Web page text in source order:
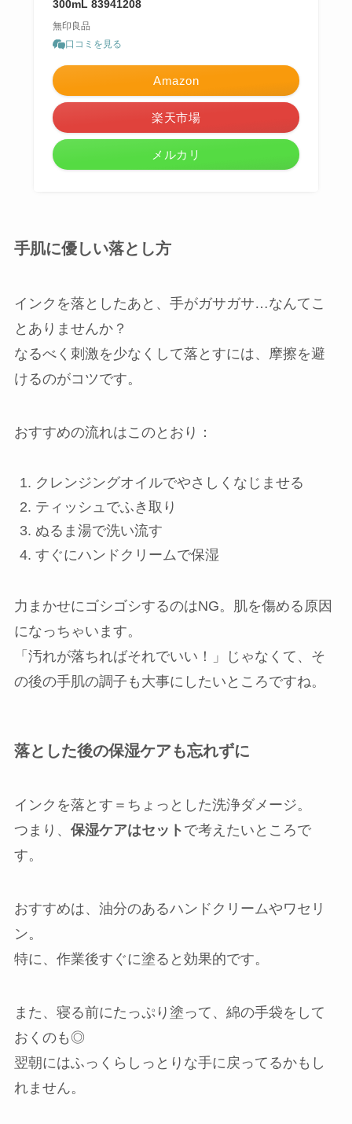
300mL 83941208
無印良品
口コミを見る
Amazon
楽天市場
メルカリ
手肌に優しい落とし方
インクを落としたあと、手がガサガサ…なんてこ
とありませんか？
なるべく刺激を少なくして落とすには、摩擦を避
けるのがコツです。
おすすめの流れはこのとおり：
クレンジングオイルでやさしくなじませる
ティッシュでふき取り
ぬるま湯で洗い流す
すぐにハンドクリームで保湿
力まかせにゴシゴシするのはNG。肌を傷める原因
になっちゃいます。
「汚れが落ちればそれでいい！」じゃなくて、そ
の後の手肌の調子も大事にしたいところですね。
落とした後の保湿ケアも忘れずに
インクを落とす＝ちょっとした洗浄ダメージ。
つまり、 保湿ケアはセット で考えたいところで
す。
おすすめは、油分のあるハンドクリームやワセリ
ン。
特に、作業後すぐに塗ると効果的です。
また、寝る前にたっぷり塗って、綿の手袋をして
おくのも◎
翌朝にはふっくらしっとりな手に戻ってるかもし
れません。